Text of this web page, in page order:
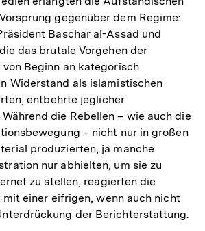
gegenüber dem Regime:
Baschar al-Assad und
das brutale Vorgehen der
Beginn an kategorisch
Widerstand als islamistischen
entbehrte jeglicher
die Rebellen – wie auch die
– nicht nur in großen
produzierten, ja manche
nur abhielten, um sie zu
zu stellen, reagierten die
einer eifrigen, wenn auch nicht
der Berichterstattung.